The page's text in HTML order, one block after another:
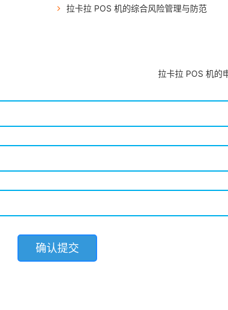
拉卡拉 POS 机的综合风险管理与防范
拉卡拉 POS 机的